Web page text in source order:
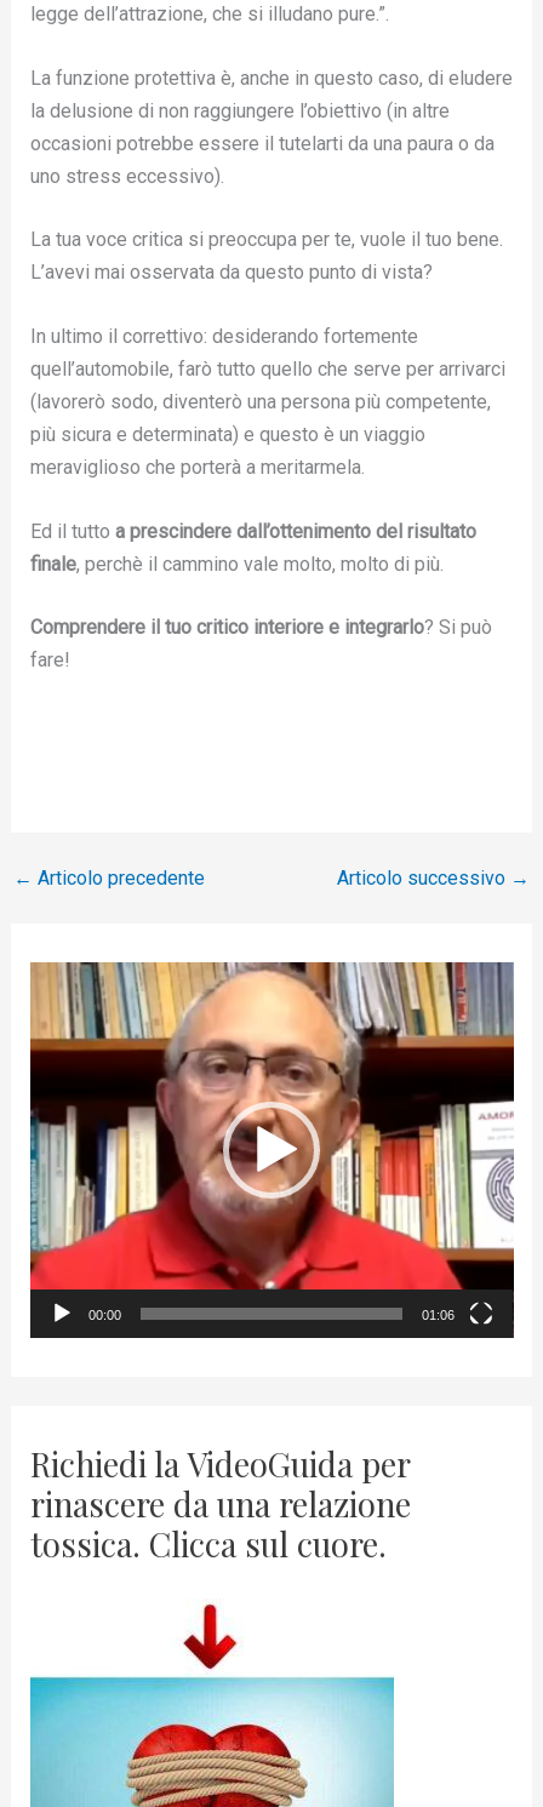
legge dell’attrazione, che si illudano pure.”.
La funzione protettiva è, anche in questo caso, di eludere
la delusione di non raggiungere l’obiettivo (in altre
occasioni potrebbe essere il tutelarti da una paura o da
uno stress eccessivo).
La tua voce critica si preoccupa per te, vuole il tuo bene.
L’avevi mai osservata da questo punto di vista?
In ultimo il correttivo: desiderando fortemente
quell’automobile, farò tutto quello che serve per arrivarci
(lavorerò sodo, diventerò una persona più competente,
più sicura e determinata) e questo è un viaggio
meraviglioso che porterà a meritarmela.
Ed il tutto a prescindere dall’ottenimento del risultato
finale, perchè il cammino vale molto, molto di più.
Comprendere il tuo critico interiore e integrarlo? Si può
fare!
← Articolo precedente Articolo successivo →
d
o
P
l
a
y
00:00 01:06
Richiedi la VideoGuida per
rinascere da una relazione
tossica. Clicca sul cuore.